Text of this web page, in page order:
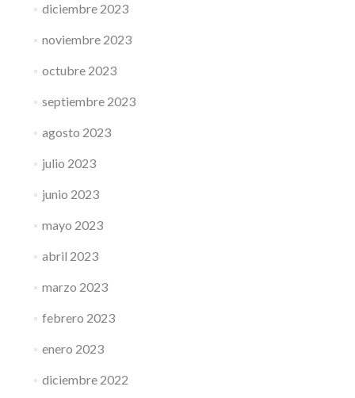
diciembre 2023
noviembre 2023
octubre 2023
septiembre 2023
agosto 2023
julio 2023
junio 2023
mayo 2023
abril 2023
marzo 2023
febrero 2023
enero 2023
diciembre 2022